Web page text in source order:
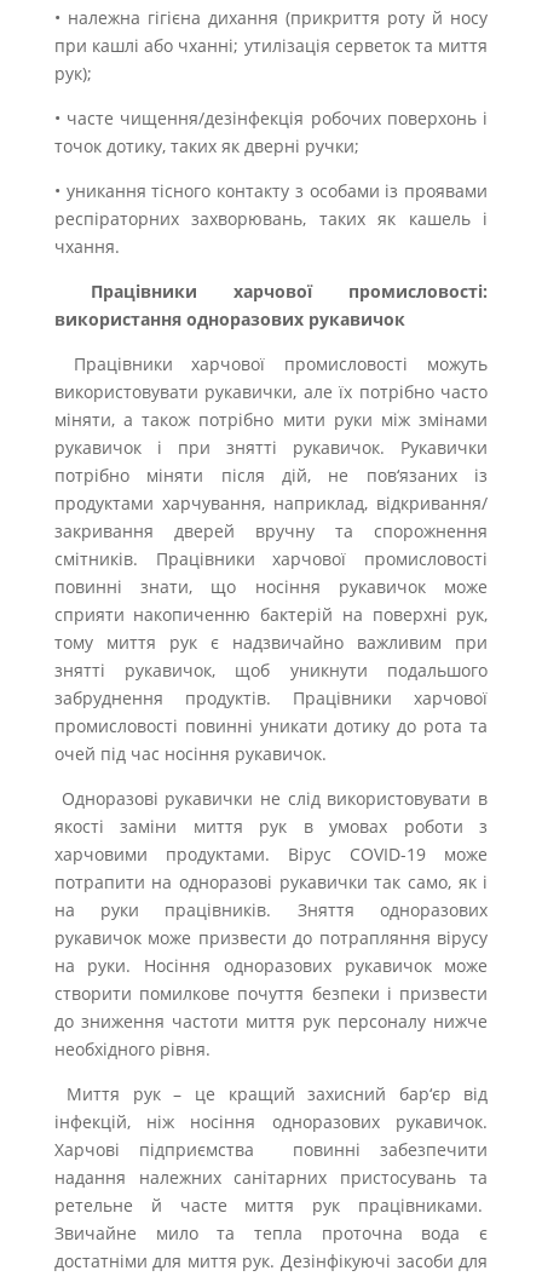
• належна гігієна дихання (прикриття роту й носу
при кашлі або чханні; утилізація серветок та миття
рук);
• часте чищення/дезінфекція робочих поверхонь і
точок дотику, таких як дверні ручки;
• уникання тісного контакту з особами із проявами
респіраторних захворювань, таких як кашель і
чхання.
Працівники харчової промисловості:
використання одноразових рукавичок
Працівники харчової промисловості можуть
використовувати рукавички, але їх потрібно часто
міняти, а також потрібно мити руки між змінами
рукавичок і при знятті рукавичок. Рукавички
потрібно міняти після дій, не пов‘язаних із
продуктами харчування, наприклад, відкривання/
закривання дверей вручну та спорожнення
смітників. Працівники харчової промисловості
повинні знати, що носіння рукавичок може
сприяти накопиченню бактерій на поверхні рук,
тому миття рук є надзвичайно важливим при
знятті рукавичок, щоб уникнути подальшого
забруднення продуктів. Працівники харчової
промисловості повинні уникати дотику до рота та
очей під час носіння рукавичок.
Одноразові рукавички не слід використовувати в
якості заміни миття рук в умовах роботи з
харчовими продуктами. Вірус COVID-19 може
потрапити на одноразові рукавички так само, як і
на руки працівників. Зняття одноразових
рукавичок може призвести до потрапляння вірусу
на руки. Носіння одноразових рукавичок може
створити помилкове почуття безпеки і призвести
до зниження частоти миття рук персоналу нижче
необхідного рівня.
Миття рук – це кращий захисний бар‘єр від
інфекцій, ніж носіння одноразових рукавичок.
Харчові підприємства повинні забезпечити
надання належних санітарних пристосувань та
ретельне й часте миття рук працівниками.
Звичайне мило та тепла проточна вода є
достатніми для миття рук. Дезінфікуючі засоби для